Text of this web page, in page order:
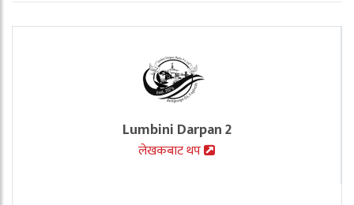
Lumbini Darpan 2
लेखकबाट थप